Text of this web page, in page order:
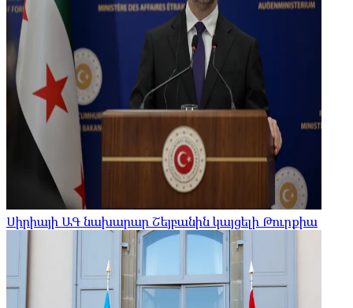
Սիրիայի ԱԳ նախարար Շեյբանին կայցելի Թուրքիա